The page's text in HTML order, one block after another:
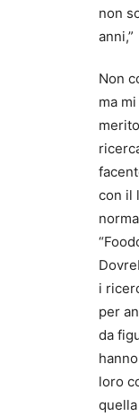
non
anni,”
Non
ma
con il
i
per
da
loro